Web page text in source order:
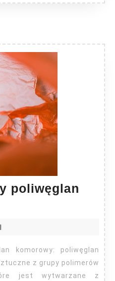
poliwęglan
z grupy polimerów
jest wytwarzane z